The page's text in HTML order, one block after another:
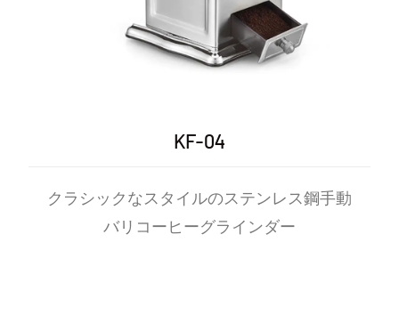
KF-04
クラシックなスタイルのステンレス鋼手動
バリコーヒーグラインダー